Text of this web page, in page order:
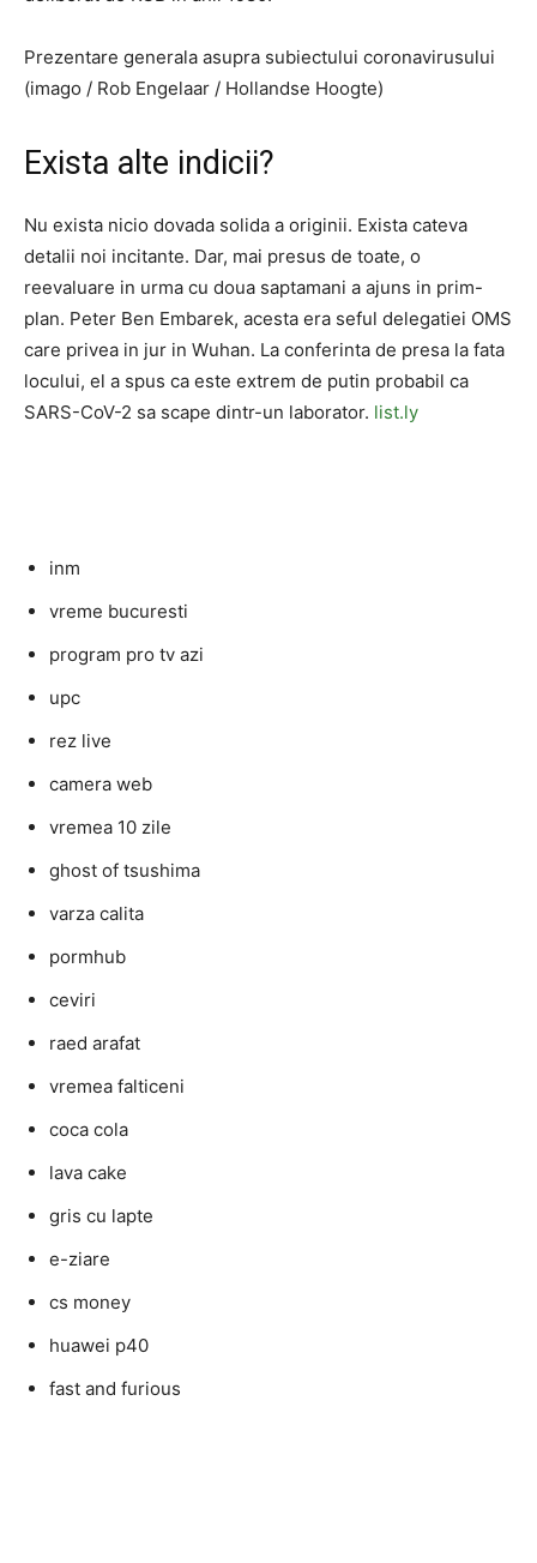
Prezentare generala asupra subiectului coronavirusului
(imago / Rob Engelaar / Hollandse Hoogte)
Exista alte indicii?
Nu exista nicio dovada solida a originii. Exista cateva
detalii noi incitante. Dar, mai presus de toate, o
reevaluare in urma cu doua saptamani a ajuns in prim-
plan. Peter Ben Embarek, acesta era seful delegatiei OMS
care privea in jur in Wuhan. La conferinta de presa la fata
locului, el a spus ca este extrem de putin probabil ca
SARS-CoV-2 sa scape dintr-un laborator. list.ly
inm
vreme bucuresti
program pro tv azi
upc
rez live
camera web
vremea 10 zile
ghost of tsushima
varza calita
pormhub
ceviri
raed arafat
vremea falticeni
coca cola
lava cake
gris cu lapte
e-ziare
cs money
huawei p40
fast and furious